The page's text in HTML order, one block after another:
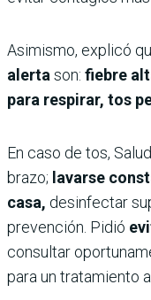
Asimismo, explicó
alerta son: fiebre
para respirar, tos
En caso de tos,
brazo; lavarse
casa, desinfectar
prevención. Pidió
consultar
para un tratamiento